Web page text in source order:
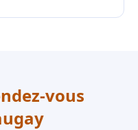
vous